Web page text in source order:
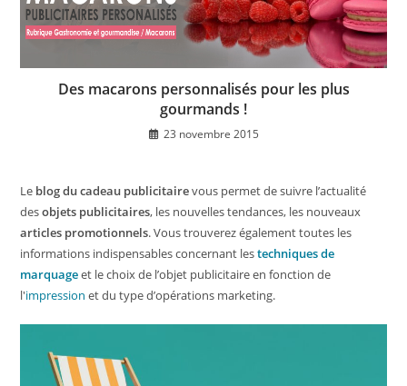
Des macarons personnalisés pour les plus
gourmands !
23 novembre 2015
Le blog du cadeau publicitairevous permet de suivre l’actualité
desobjets publicitaires, les nouvelles tendances, les nouveaux
articles promotionnels. Vous trouverez également toutes les
informations indispensables concernant lestechniques de
marquageet le choix de l’objet publicitaire en fonction de
l'impression et du type d’opérations marketing.